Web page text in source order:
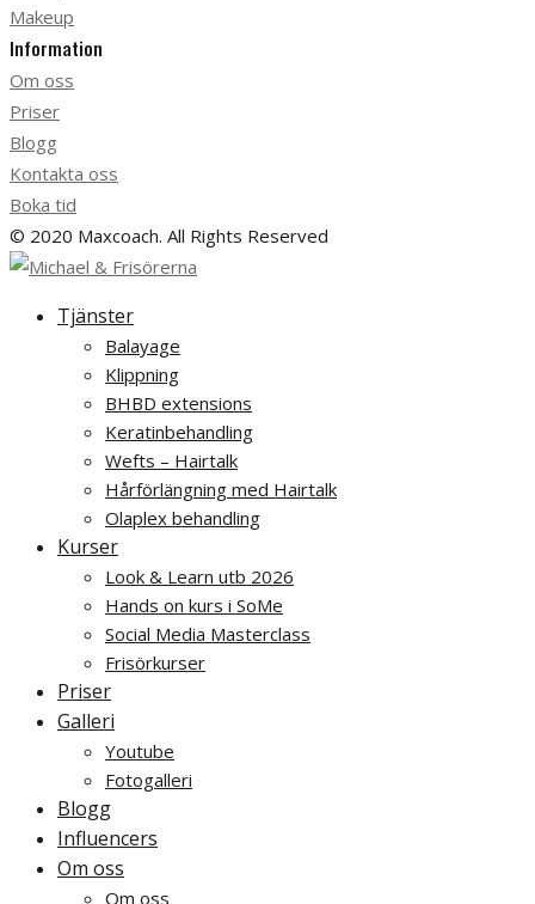
Makeup
Information
Om oss
Priser
Blogg
Kontakta oss
Boka tid
© 2020 Maxcoach. All Rights Reserved
Tjänster
Balayage
Klippning
BHBD extensions
Keratinbehandling
Wefts – Hairtalk
Hårförlängning med Hairtalk
Olaplex behandling
Kurser
Look & Learn utb 2026
Hands on kurs i SoMe
Social Media Masterclass
Frisörkurser
Priser
Galleri
Youtube
Fotogalleri
Blogg
Influencers
Om oss
Om oss